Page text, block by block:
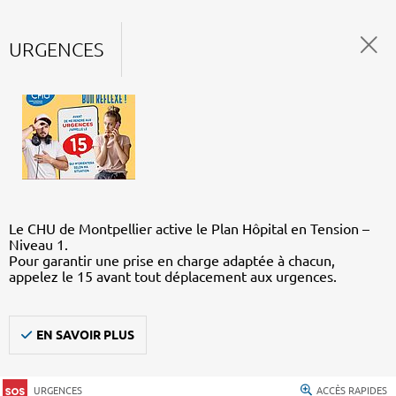
URGENCES
Le CHU de Montpellier active le Plan Hôpital en Tension –
Niveau 1.
Pour garantir une prise en charge adaptée à chacun,
appelez le 15 avant tout déplacement aux urgences.
EN SAVOIR PLUS
URGENCES ACCÈS RAPIDES